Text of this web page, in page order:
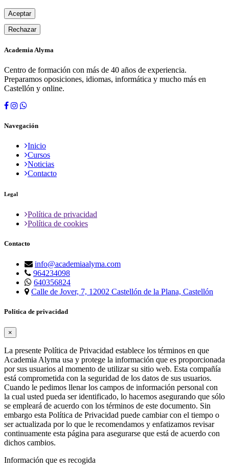
Aceptar
Rechazar
Academia Alyma
Centro de formación con más de 40 años de experiencia.
Preparamos oposiciones, idiomas, informática y mucho más en
Castellón y online.
Navegación
Inicio
Cursos
Noticias
Contacto
Legal
Política de privacidad
Política de cookies
Contacto
info@academiaalyma.com
964234098
640356824
Calle de Jover, 7, 12002 Castellón de la Plana, Castellón
Politica de privacidad
×
La presente Política de Privacidad establece los términos en que
Academia Alyma usa y protege la información que es proporcionada
por sus usuarios al momento de utilizar su sitio web. Esta compañía
está comprometida con la seguridad de los datos de sus usuarios.
Cuando le pedimos llenar los campos de información personal con
la cual usted pueda ser identificado, lo hacemos asegurando que sólo
se empleará de acuerdo con los términos de este documento. Sin
embargo esta Política de Privacidad puede cambiar con el tiempo o
ser actualizada por lo que le recomendamos y enfatizamos revisar
continuamente esta página para asegurarse que está de acuerdo con
dichos cambios.
Información que es recogida